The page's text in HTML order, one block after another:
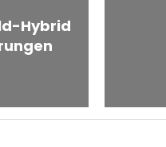
Hybrid